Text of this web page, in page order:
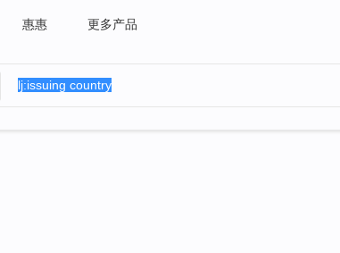
惠惠 更多产品